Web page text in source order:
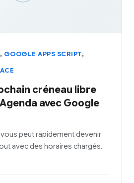
, GOOGLE APPS SCRIPT,
créneau libre
avec Google
peut rapidement devenir
avec des horaires chargés.